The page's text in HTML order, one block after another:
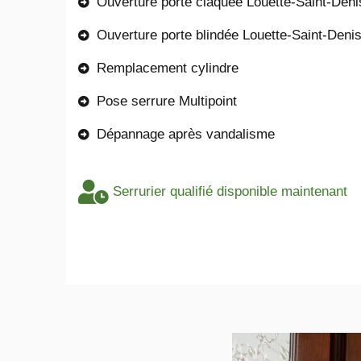
Ouverture porte blindée Louette-Saint-Denis
Remplacement cylindre
Pose serrure Multipoint
Dépannage après vandalisme
Serrurier qualifié disponible maintenant